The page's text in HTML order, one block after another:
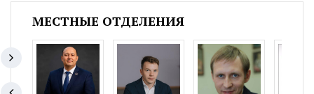
МЕСТНЫЕ ОТДЕЛЕНИЯ